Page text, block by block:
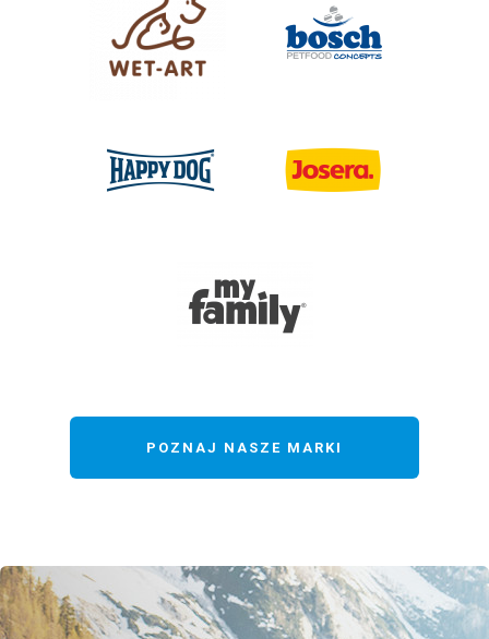
POZNAJ NASZE MARKI